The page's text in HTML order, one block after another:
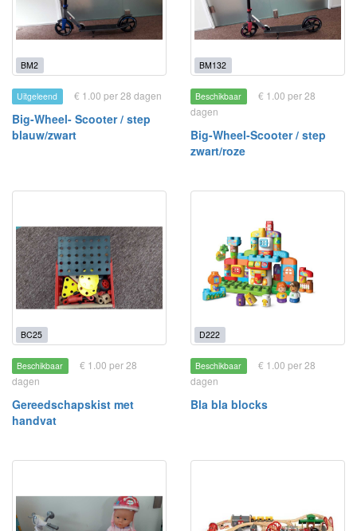
BM2
Uitgeleend € 1.00 per 28 dagen
Big-Wheel- Scooter / step
blauw/zwart
BM132
Beschikbaar
€ 1.00 per 28
dagen
Big-Wheel-Scooter / step
zwart/roze
BC25
Beschikbaar
€ 1.00 per 28
dagen
Gereedschapskist met
handvat
D222
Beschikbaar
€ 1.00 per 28
dagen
Bla bla blocks